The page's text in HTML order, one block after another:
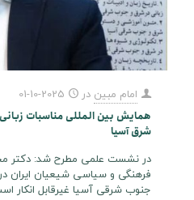
امام مبین در 2025-10-01
همایش بین المللی مناسبات
شرق آسیا
در نشست علمی مطرح شد: دکتر
فرهنگی و سیاسی شیعیان ایران
جنوب شرقی آسیا غیرقابل انکار